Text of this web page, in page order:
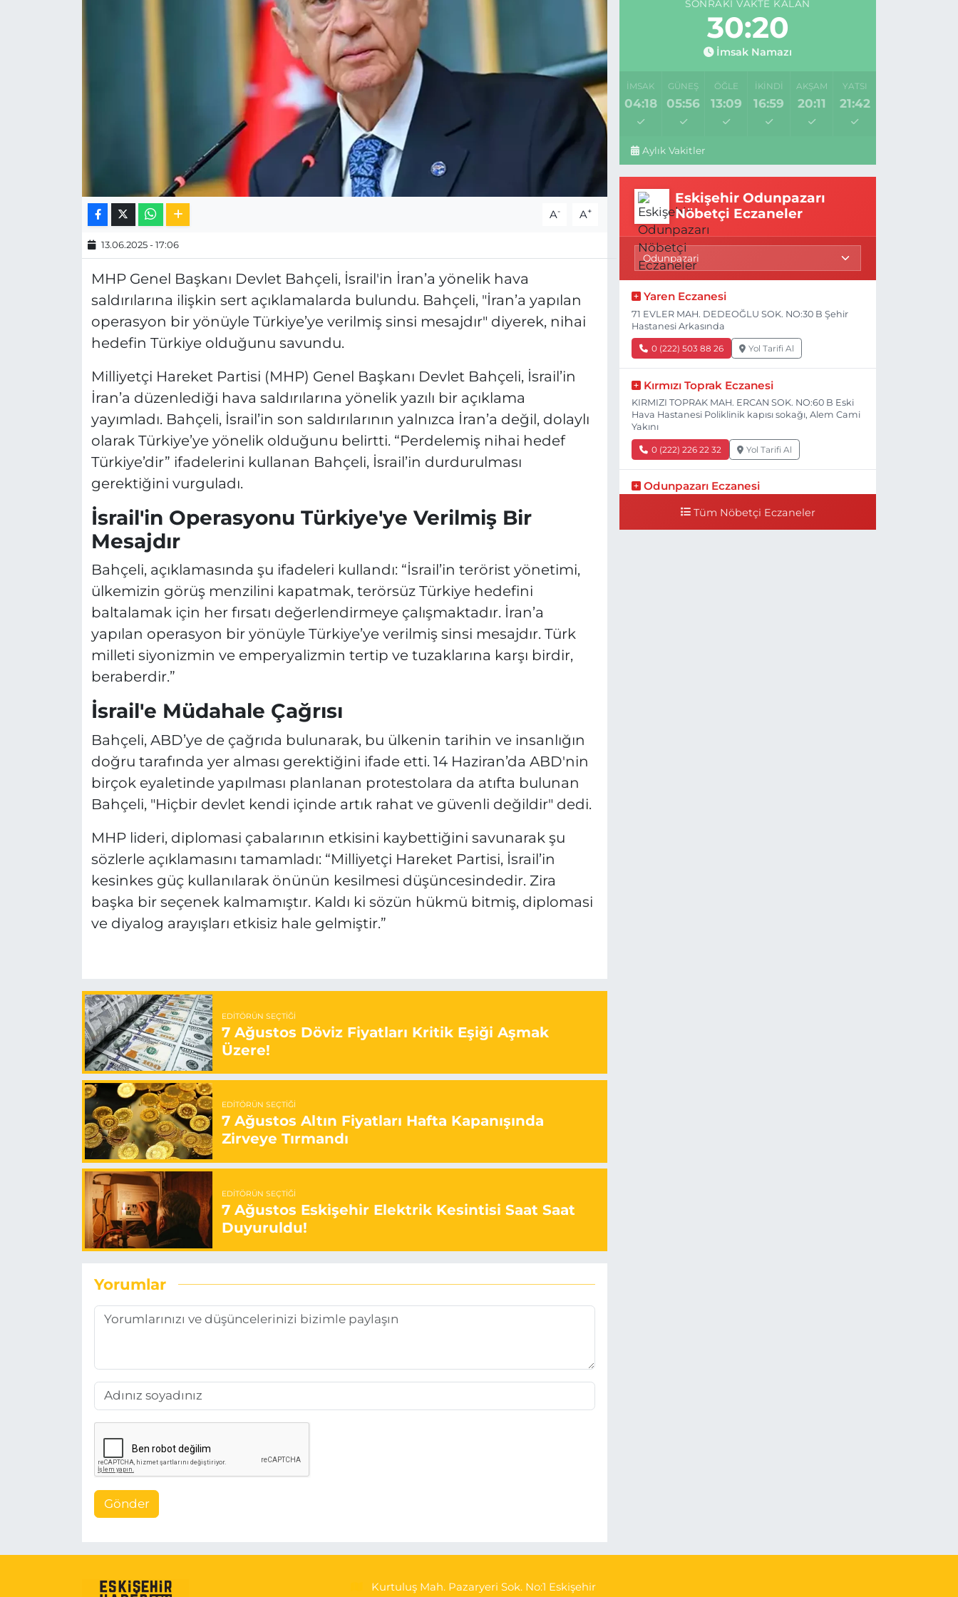
A- A+
13.06.2025 - 17:06
MHP Genel Başkanı Devlet Bahçeli, İsrail'in İran’a yönelik hava
saldırılarına ilişkin sert açıklamalarda bulundu. Bahçeli, "İran’a yapılan
operasyon bir yönüyle Türkiye’ye verilmiş sinsi mesajdır" diyerek, nihai
hedefin Türkiye olduğunu savundu.
Milliyetçi Hareket Partisi (MHP) Genel Başkanı Devlet Bahçeli, İsrail’in
İran’a düzenlediği hava saldırılarına yönelik yazılı bir açıklama
yayımladı. Bahçeli, İsrail’in son saldırılarının yalnızca İran’a değil, dolaylı
olarak Türkiye’ye yönelik olduğunu belirtti. “Perdelemiş nihai hedef
Türkiye’dir” ifadelerini kullanan Bahçeli, İsrail’in durdurulması
gerektiğini vurguladı.
İsrail'in Operasyonu Türkiye'ye Verilmiş Bir
Mesajdır
Bahçeli, açıklamasında şu ifadeleri kullandı: “İsrail’in terörist yönetimi,
ülkemizin görüş menzilini kapatmak, terörsüz Türkiye hedefini
baltalamak için her fırsatı değerlendirmeye çalışmaktadır. İran’a
yapılan operasyon bir yönüyle Türkiye’ye verilmiş sinsi mesajdır. Türk
milleti siyonizmin ve emperyalizmin tertip ve tuzaklarına karşı birdir,
beraberdir.”
İsrail'e Müdahale Çağrısı
Bahçeli, ABD’ye de çağrıda bulunarak, bu ülkenin tarihin ve insanlığın
doğru tarafında yer alması gerektiğini ifade etti. 14 Haziran’da ABD'nin
birçok eyaletinde yapılması planlanan protestolara da atıfta bulunan
Bahçeli, "Hiçbir devlet kendi içinde artık rahat ve güvenli değildir" dedi.
MHP lideri, diplomasi çabalarının etkisini kaybettiğini savunarak şu
sözlerle açıklamasını tamamladı: “Milliyetçi Hareket Partisi, İsrail’in
kesinkes güç kullanılarak önünün kesilmesi düşüncesindedir. Zira
başka bir seçenek kalmamıştır. Kaldı ki sözün hükmü bitmiş, diplomasi
ve diyalog arayışları etkisiz hale gelmiştir.”
EDITÖRÜN SEÇTIĞI
7 Ağustos Döviz Fiyatları Kritik Eşiği Aşmak
Üzere!
EDITÖRÜN SEÇTIĞI
7 Ağustos Altın Fiyatları Hafta Kapanışında
Zirveye Tırmandı
EDITÖRÜN SEÇTIĞI
7 Ağustos Eskişehir Elektrik Kesintisi Saat Saat
Duyuruldu!
Yorumlar
Gönder
SONRAKI VAKTE KALAN
30:19
İmsak Namazı
İMSAK
04:18
GÜNEŞ
05:56
ÖĞLE
13:09
İKINDI
16:59
AKŞAM
20:11
YATSI
21:42
Aylık Vakitler
Eskişehir Odunpazarı
Nöbetçi Eczaneler
Yaren Eczanesi
71 EVLER MAH. DEDEOĞLU SOK. NO:30 B Şehir
Hastanesi Arkasında
0 (222) 503 88 26 Yol Tarifi Al
Kırmızı Toprak Eczanesi
KIRMIZI TOPRAK MAH. ERCAN SOK. NO:60 B Eski
Hava Hastanesi Poliklinik kapısı sokağı, Alem Cami
Yakını
0 (222) 226 22 32 Yol Tarifi Al
Odunpazarı Eczanesi
NO:21 E TIP FAKÜLTESİ KARŞISI
Tüm Nöbetçi Eczaneler
Kurtuluş Mah. Pazaryeri Sok. No:1 Eskişehir